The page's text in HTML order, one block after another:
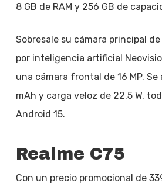
8 GB de RAM y 256 GB de
Sobresale su cámara principal
por inteligencia artificial
una cámara frontal de 16 MP.
mAh y carga veloz de 22.5 W,
Android 15.
Realme C75
Con un precio promocional de